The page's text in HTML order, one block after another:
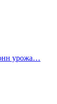
урожа…